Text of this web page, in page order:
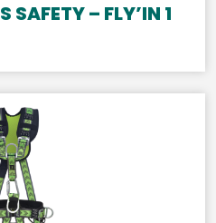
SAFETY – FLY’IN 1